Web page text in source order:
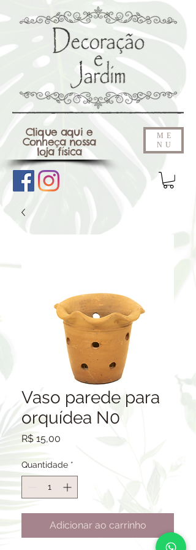
Clique aqui e
Conheça nossa
loja física
ME
NU
Vaso parede para
orquídea N0
R$ 15,00
Quantidade *
Adicionar ao carrinho